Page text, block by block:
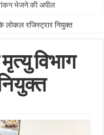
भेजने की अपील
लोकल रजिस्ट्रार नियुक्त
विभाग